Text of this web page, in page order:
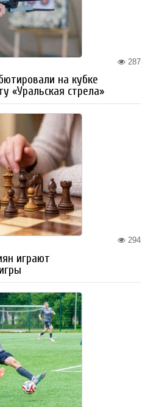
287
на кубке
«Уральская стрела»
294
играют